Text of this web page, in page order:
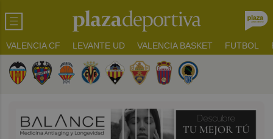
VALENCIA CF LEVANTE UD VALENCIA BASKET FUTBOL